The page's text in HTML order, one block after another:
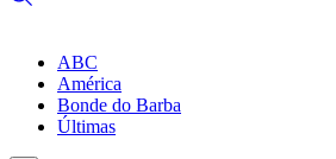
ABC
América
Bonde do Barba
Últimas